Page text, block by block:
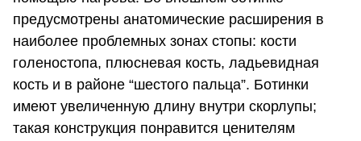
предусмотрены анатомические расширения в
наиболее проблемных зонах стопы: кости
голеностопа, плюсневая кость, ладьевидная
кость и в районе “шестого пальца”. Ботинки
имеют увеличенную длину внутри скорлупы;
такая конструкция понравится ценителям